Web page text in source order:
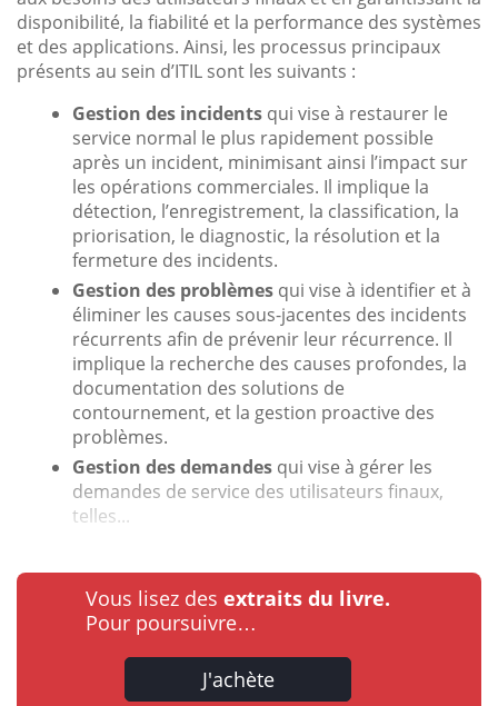
disponibilité, la fiabilité et la performance des systèmes
et des applications. Ainsi, les processus principaux
présents au sein d’ITIL sont les suivants :
Gestion des incidents qui vise à restaurer le
service normal le plus rapidement possible
après un incident, minimisant ainsi l’impact sur
les opérations commerciales. Il implique la
détection, l’enregistrement, la classification, la
priorisation, le diagnostic, la résolution et la
fermeture des incidents.
Gestion des problèmes qui vise à identifier et à
éliminer les causes sous-jacentes des incidents
récurrents afin de prévenir leur récurrence. Il
implique la recherche des causes profondes, la
documentation des solutions de
contournement, et la gestion proactive des
problèmes.
Gestion des demandes qui vise à gérer les
demandes de service des utilisateurs finaux,
telles...
Vous lisez des extraits du livre.
Pour poursuivre…
J'achète